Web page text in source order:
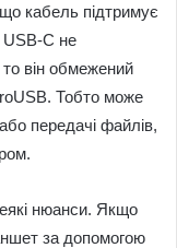
кабель підтримує
C не
він обмежений
Тобто може
передачі файлів,
нюанси. Якщо
за допомогою